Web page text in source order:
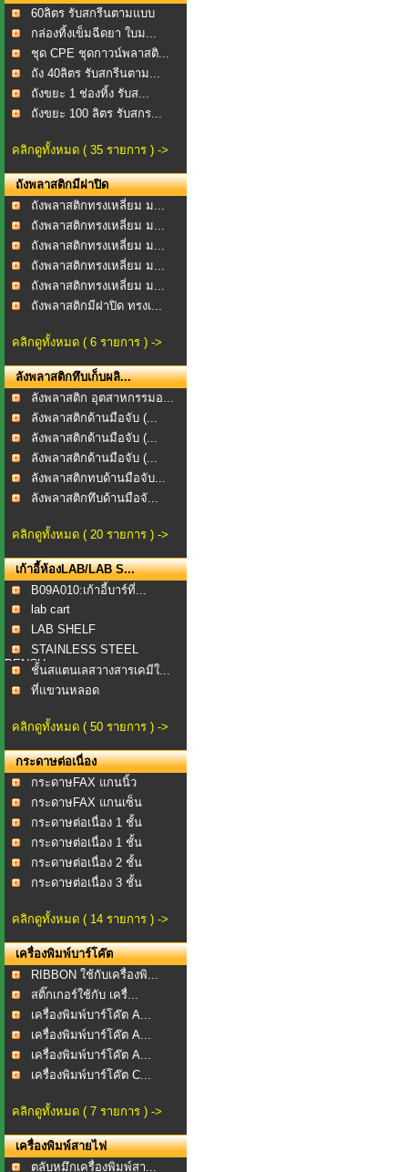
60ลิตร รับสกรีนตามแบบ
กล่องทิ้งเข็มฉีดยา ใบม...
ชุด CPE ชุดกาวน์พลาสติ...
ถัง 40ลิตร รับสกรีนตาม...
ถังขยะ 1 ช่องทิ้ง รับส...
ถังขยะ 100 ลิตร รับสกร...
คลิกดูทั้งหมด ( 35 รายการ ) ->
ถังพลาสติกมีฝาปิด
ถังพลาสติกทรงเหลี่ยม ม...
ถังพลาสติกทรงเหลี่ยม ม...
ถังพลาสติกทรงเหลี่ยม ม...
ถังพลาสติกทรงเหลี่ยม ม...
ถังพลาสติกทรงเหลี่ยม ม...
ถังพลาสติกมีฝาปิด ทรงเ...
คลิกดูทั้งหมด ( 6 รายการ ) ->
ลังพลาสติกทึบเก็บผลิ...
ลังพลาสติก อุตสาหกรรมอ...
ลังพลาสติกด้านมือจับ (...
ลังพลาสติกด้านมือจับ (...
ลังพลาสติกด้านมือจับ (...
ลังพลาสติกทบด้านมือจับ...
ลังพลาสติกทึบด้านมือจั...
คลิกดูทั้งหมด ( 20 รายการ ) ->
เก้าอี้ห้องLAB/LAB S...
B09A010:เก้าอี้บาร์ที่...
lab cart
LAB SHELF
STAINLESS STEEL
BENCHชั้นสแตนเลสวางสารเคมีใ...
ที่แขวนหลอด
คลิกดูทั้งหมด ( 50 รายการ ) ->
กระดาษต่อเนื่อง
กระดาษFAX แกนนิ้ว
กระดาษFAX แกนเซ็น
กระดาษต่อเนื่อง 1 ชั้น
กระดาษต่อเนื่อง 1 ชั้น
กระดาษต่อเนื่อง 2 ชั้น
กระดาษต่อเนื่อง 3 ชั้น
คลิกดูทั้งหมด ( 14 รายการ ) ->
เครื่องพิมพ์บาร์โค๊ต
RIBBON ใช้กับเครื่องพิ...
สติ๊กเกอร์ใช้กับ เครื่...
เครื่องพิมพ์บาร์โค๊ต A...
เครื่องพิมพ์บาร์โค๊ต A...
เครื่องพิมพ์บาร์โค๊ต A...
เครื่องพิมพ์บาร์โค๊ต C...
คลิกดูทั้งหมด ( 7 รายการ ) ->
เครื่องพิมพ์สายไฟ
ตลับหมึกเครื่องพิมพ์สา...